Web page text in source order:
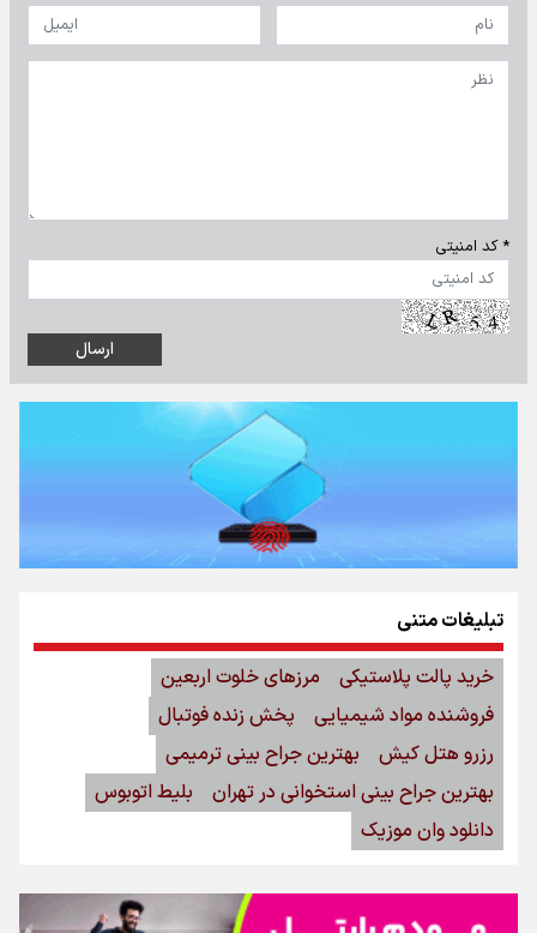
* کد امنیتی
تبلیغات متنی
خرید پالت پلاستیکی
مرزهای خلوت اربعین
فروشنده مواد شیمیایی
پخش زنده فوتبال
رزرو هتل کیش
بهترین جراح بینی ترمیمی
بهترین جراح بینی استخوانی در تهران
بلیط اتوبوس
دانلود وان موزیک